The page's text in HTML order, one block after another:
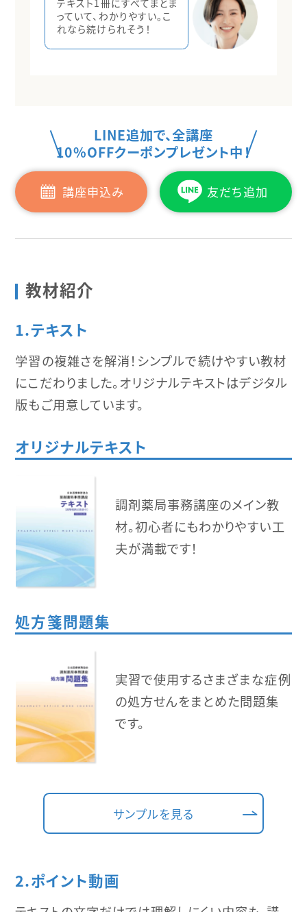
テキスト1冊にすべてまとま
っていて、わかりやすい。こ
れなら続けられそう！
LINE追加で、全講座
10%OFFクーポンプレゼント中！
講座申込み 友だち追加
教材紹介
1.テキスト
学習の複雑さを解消！シンプルで続けやすい教材
にこだわりました。オリジナルテキストはデジタル
版もご用意しています。
オリジナルテキスト
調剤薬局事務講座のメイン教
材。初心者にもわかりやすい工
夫が満載です！
処方箋問題集
実習で使用するさまざまな症例
の処方せんをまとめた問題集
です。
サンプルを見る
2.ポイント動画